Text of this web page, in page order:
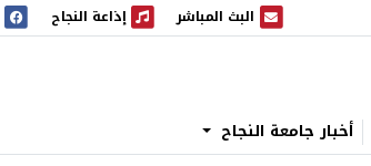
البث المباشر
البث المباشر إذاعة النجاح
إذاعة النجاح
أخبار جامعة النجاح